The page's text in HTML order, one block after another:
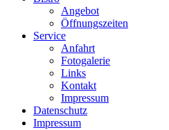
Angebot
Öffnungszeiten
Service
Anfahrt
Fotogalerie
Links
Kontakt
Impressum
Datenschutz
Impressum